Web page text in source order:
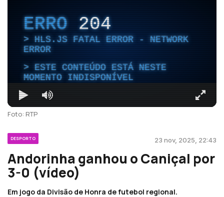
ERRO204
HLS.JS FATAL ERROR - NETWORK
ERROR
ESTE CONTEÚDO ESTÁ NESTE
MOMENTO INDISPONÍVEL
Foto: RTP
DESPORTO 23 nov, 2025, 22:43
Andorinha ganhou o Caniçal por
3-0 (vídeo)
Em jogo da Divisão de Honra de futebol regional.